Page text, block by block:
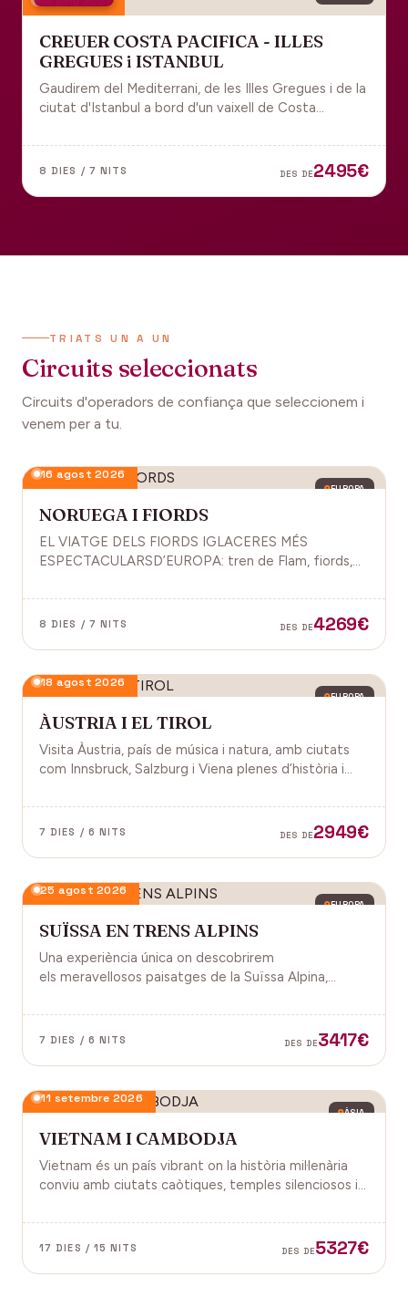
CREUER COSTA PACIFICA - ILLES
GREGUES i ISTANBUL
Gaudirem del Mediterrani, de les Illes Gregues i de la
ciutat d'Istanbul a bord d'un vaixell de Costa
8 DIES / 7 NITS DES DE2495€
TRIATS UN A UN
Circuits seleccionats
Circuits d'operadors de confiança que seleccionem i
venem per a tu.
EUROPA
16 agost 2026
NORUEGA I FIORDS
EL VIATGE DELS FIORDS IGLACERES MÉS
ESPECTACULARSD’EUROPA: tren de Flam, fiords,
8 DIES / 7 NITS DES DE4269€
EUROPA
18 agost 2026
ÀUSTRIA I EL TIROL
Visita Àustria, país de música i natura, amb ciutats
com Innsbruck, Salzburg i Viena plenes d’història i
7 DIES / 6 NITS DES DE2949€
EUROPA
25 agost 2026
SUÏSSA EN TRENS ALPINS
Una experiència única on descobrirem
els meravellosos paisatges de la Suïssa Alpina,
gastronomia i molt més!
7 DIES / 6 NITS DES DE3417€
ÀSIA
11 setembre 2026
VIETNAM I CAMBODJA
Vietnam és un país vibrant on la història mil·lenària
conviu amb ciutats caòtiques, temples silenciosos i
badies. Cambodja és un murmuri de selva i pedra
antiga, on els temples d'Angkor emergeixen entre
17 DIES / 15 NITS DES DE5327€